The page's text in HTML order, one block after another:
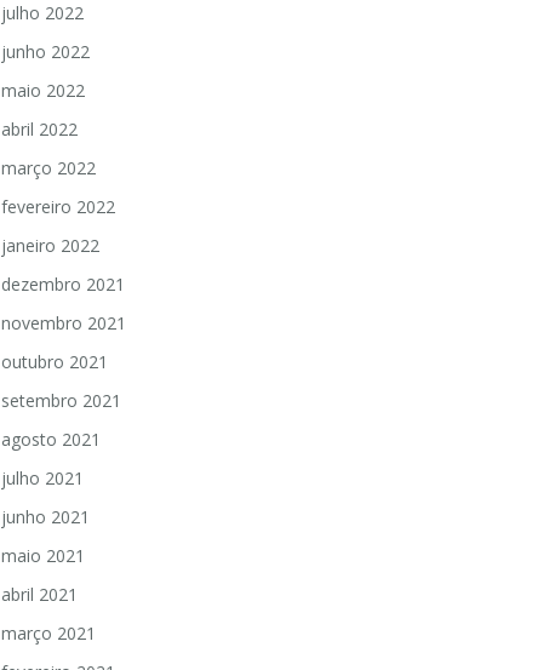
julho 2022
junho 2022
maio 2022
abril 2022
março 2022
fevereiro 2022
janeiro 2022
dezembro 2021
novembro 2021
outubro 2021
setembro 2021
agosto 2021
julho 2021
junho 2021
maio 2021
abril 2021
março 2021